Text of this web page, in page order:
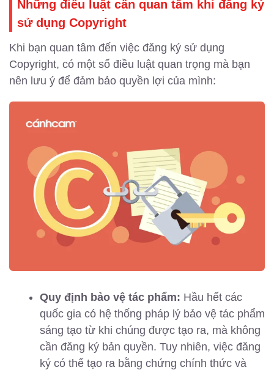
Những điều luật cần quan tâm khi đăng ký
sử dụng Copyright
Khi bạn quan tâm đến việc đăng ký sử dụng
Copyright, có một số điều luật quan trọng mà bạn
nên lưu ý để đảm bảo quyền lợi của mình:
Quy định bảo vệ tác phẩm: Hầu hết các
quốc gia có hệ thống pháp lý bảo vệ tác phẩm
sáng tạo từ khi chúng được tạo ra, mà không
cần đăng ký bản quyền. Tuy nhiên, việc đăng
ký có thể tạo ra bằng chứng chính thức và